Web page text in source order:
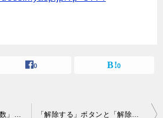
0 0
「ユーザー共通 ポイント数」と「シナリオ別 ポイント数」の違いは？ 「解除する」ボタンと「解除する（連動設定あり）」ボタンの違いは？